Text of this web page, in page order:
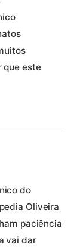
que este
do
Oliveira
paciência
vai dar